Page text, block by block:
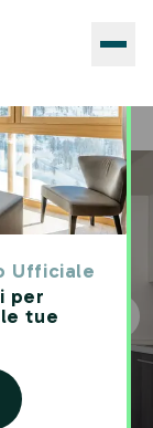
Ufficiale
per
tue